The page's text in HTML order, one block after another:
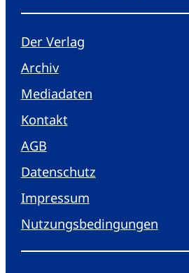
Der Verlag
Archiv
Mediadaten
Kontakt
AGB
Datenschutz
Impressum
Nutzungsbedingungen